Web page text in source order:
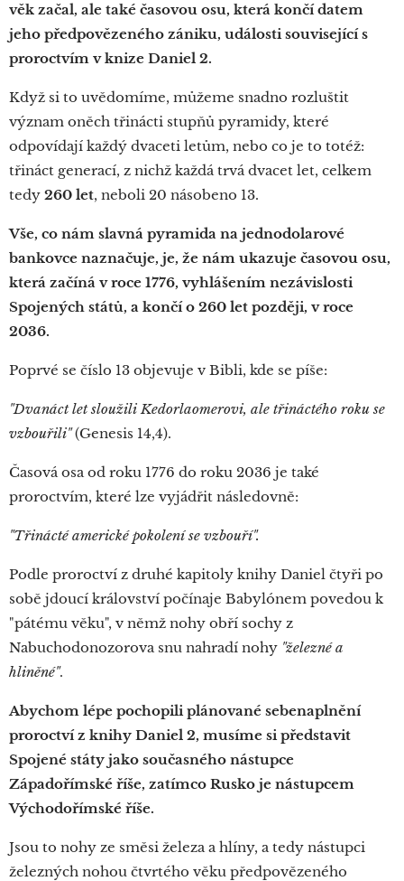
věk začal, ale také časovou osu, která končí datem
jeho předpovězeného zániku, události související s
proroctvím v knize Daniel 2.
Když si to uvědomíme, můžeme snadno rozluštit
význam oněch třinácti stupňů pyramidy, které
odpovídají každý dvaceti letům, nebo co je to totéž:
třináct generací, z nichž každá trvá dvacet let, celkem
tedy 260 let, neboli 20 násobeno 13.
Vše, co nám slavná pyramida na jednodolarové
bankovce naznačuje, je, že nám ukazuje časovou osu,
která začíná v roce 1776, vyhlášením nezávislosti
Spojených států, a končí o 260 let později, v roce
2036.
Poprvé se číslo 13 objevuje v Bibli, kde se píše:
"Dvanáct let sloužili Kedorlaomerovi, ale třináctého roku se
vzbouřili"(Genesis 14,4).
Časová osa od roku 1776 do roku 2036 je také
proroctvím, které lze vyjádřit následovně:
"Třinácté americké pokolení se vzbouří".
Podle proroctví z druhé kapitoly knihy Daniel čtyři po
sobě jdoucí království počínaje Babylónem povedou k
"pátému věku", v němž nohy obří sochy z
Nabuchodonozorova snu nahradí nohy "železné a
hliněné".
Abychom lépe pochopili plánované sebenaplnění
proroctví z knihy Daniel 2, musíme si představit
Spojené státy jako současného nástupce
Západořímské říše, zatímco Rusko je nástupcem
Východořímské říše.
Jsou to nohy ze směsi železa a hlíny, a tedy nástupci
železných nohou čtvrtého věku předpovězeného